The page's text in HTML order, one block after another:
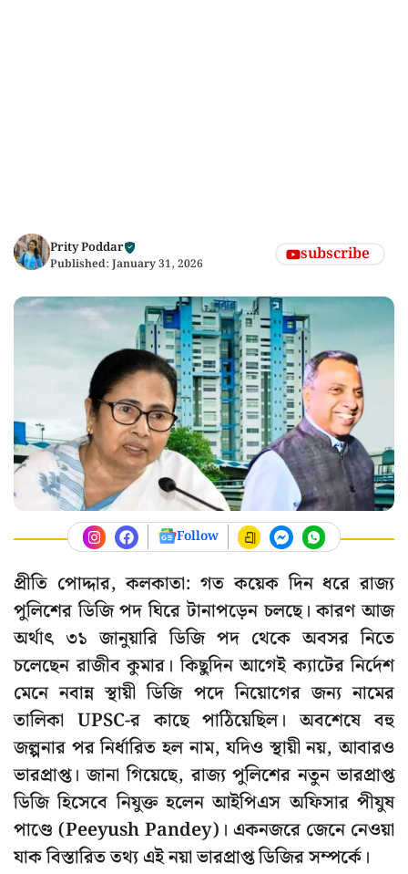
Prity Poddar
Published: January 31, 2026 subscribe
Follow
প্রীতি পোদ্দার, কলকাতা: গত কয়েক দিন ধরে রাজ্য
পুলিশের ডিজি পদ ঘিরে টানাপড়েন চলছে। কারণ আজ
অর্থাৎ ৩১ জানুয়ারি ডিজি পদ থেকে অবসর নিতে
চলেছেন রাজীব কুমার। কিছুদিন আগেই ক্যাটের নির্দেশ
মেনে নবান্ন স্থায়ী ডিজি পদে নিয়োগের জন্য নামের
তালিকা UPSC-র কাছে পাঠিয়েছিল। অবশেষে বহু
জল্পনার পর নির্ধারিত হল নাম, যদিও স্থায়ী নয়, আবারও
ভারপ্রাপ্ত। জানা গিয়েছে, রাজ্য পুলিশের নতুন ভারপ্রাপ্ত
ডিজি হিসেবে নিযুক্ত হলেন আইপিএস অফিসার পীযুষ
পাণ্ডে (Peeyush Pandey)। একনজরে জেনে নেওয়া
যাক বিস্তারিত তথ্য এই নয়া ভারপ্রাপ্ত ডিজির সম্পর্কে।